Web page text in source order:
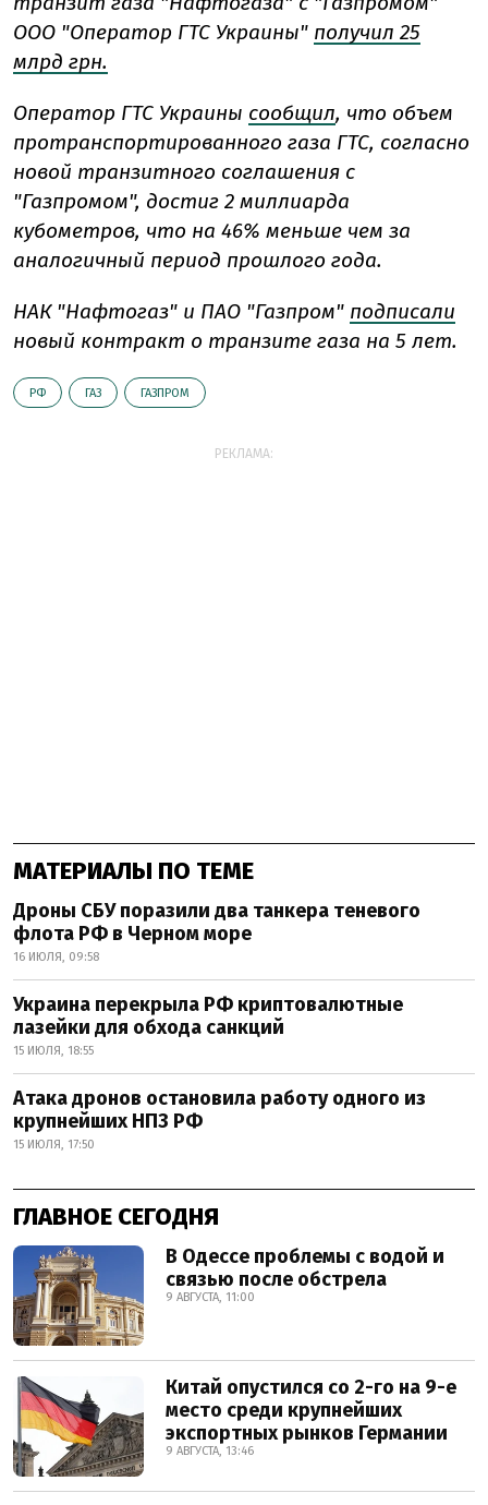
ООО "Оператор ГТС Украины" получил 25
млрд грн.
Оператор ГТС Украины сообщил, что объем
протранспортированного газа ГТС, согласно
новой транзитного соглашения с
"Газпромом", достиг 2 миллиарда
кубометров, что на 46% меньше чем за
аналогичный период прошлого года.
НАК "Нафтогаз" и ПАО "Газпром" подписали
новый контракт о транзите газа на 5 лет.
РФ ГАЗ ГАЗПРОМ
РЕКЛАМА:
МАТЕРИАЛЫ ПО ТЕМЕ
Дроны СБУ поразили два танкера теневого
флота РФ в Черном море
16 ИЮЛЯ, 09:58
Украина перекрыла РФ криптовалютные
лазейки для обхода санкций
15 ИЮЛЯ, 18:55
Атака дронов остановила работу одного из
крупнейших НПЗ РФ
15 ИЮЛЯ, 17:50
ГЛАВНОЕ СЕГОДНЯ
В Одессе проблемы с водой и
связью после обстрела
9 АВГУСТА, 11:00
Китай опустился со 2-го на 9-е
место среди крупнейших
экспортных рынков Германии
9 АВГУСТА, 13:46